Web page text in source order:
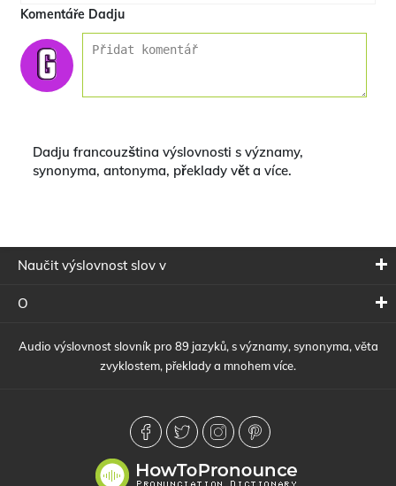
Komentáře Dadju
Dadju francouzština výslovnosti s významy,
synonyma, antonyma, překlady vět a více.
Naučit výslovnost slov v
O
Audio výslovnost slovník pro 89 jazyků, s významy, synonyma, věta
zvyklostem, překlady a mnohem více.